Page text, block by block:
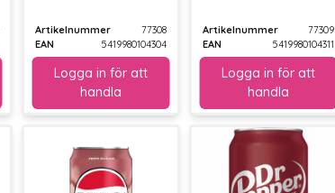
Artikelnummer
77308
EAN
5419980104304
Artikelnummer
77309
EAN
5419980104311